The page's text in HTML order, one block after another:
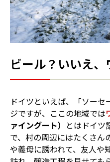
ビール？いいえ
ドイツといえば、「ソー
ジですが、ここの地域では
ァイングート） とはドイツ
で、村の周辺にはたくさん
や義母に誘われて、友人や